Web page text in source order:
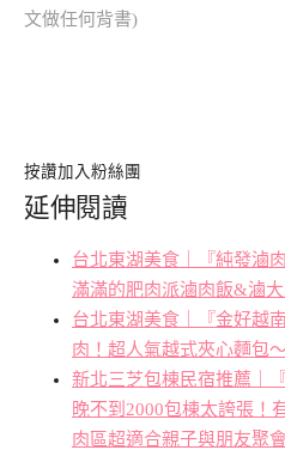
文做任何背書)
按讚加入粉絲團
延伸閱讀
台北東湖美食｜『純發滷
滿滿的肥肉派滷肉飯&滷大
台北東湖美食｜『金好越
肉！超人氣越式夾心麵包
新北三芝包棟民宿推薦｜
晚不到2000包棟太誇張！
肉區超適合親子與朋友聚會